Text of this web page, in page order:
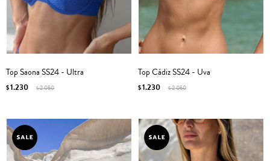
Top Saona SS24 - Ultra
$1.230 $2.050
Top Cádiz SS24 - Uva
$1.230 $2.050